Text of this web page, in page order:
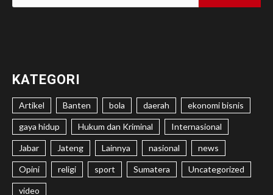
untuk:
KATEGORI
Artikel Banten bola daerah ekonomi bisnis
gaya hidup Hukum dan Kriminal Internasional
Jabar Jateng Lainnya nasional news
Opini religi sport Sumatera Uncategorized
video